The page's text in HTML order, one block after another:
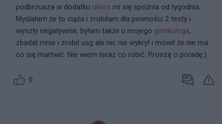
podbrzusza w dodatku okres mi się spóźnia od tygodnia.
Myślałam że to ciąża i zrobiłam dla pewności 2 testy i
wyszły negatywnie, byłam także u mojego ginekologa,
zbadał mnie i zrobił usg ale nic nie wykrył i mówił że nie ma
co się martwić. Nie wiem teraz co robić. Proszę o poradę:)
0